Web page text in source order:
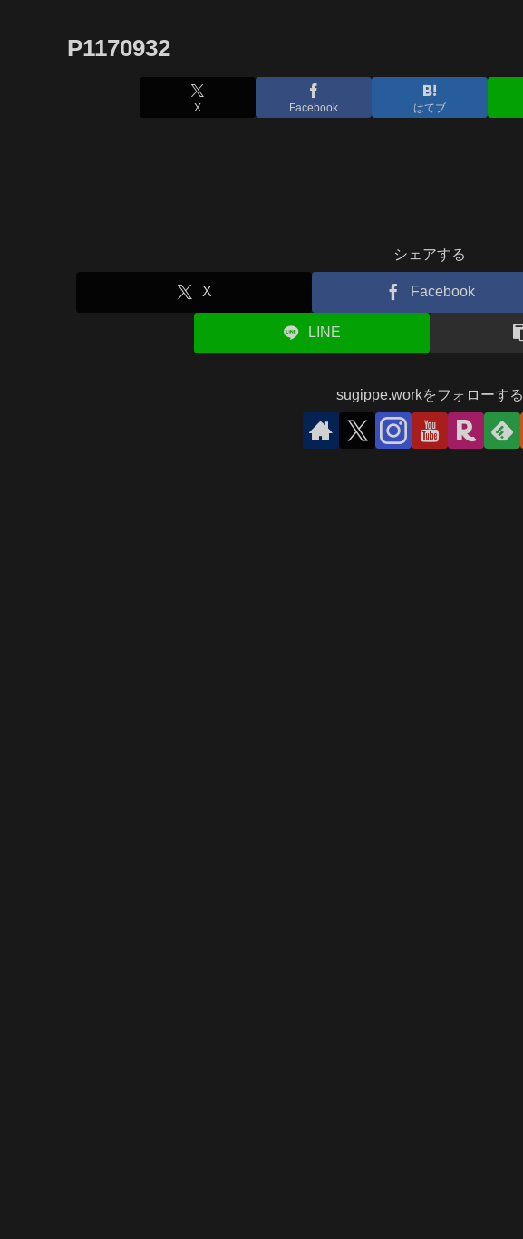
P1170932
X Facebook はてブ
シェアする
X Facebook
LINE
sugippe.workをフォローする